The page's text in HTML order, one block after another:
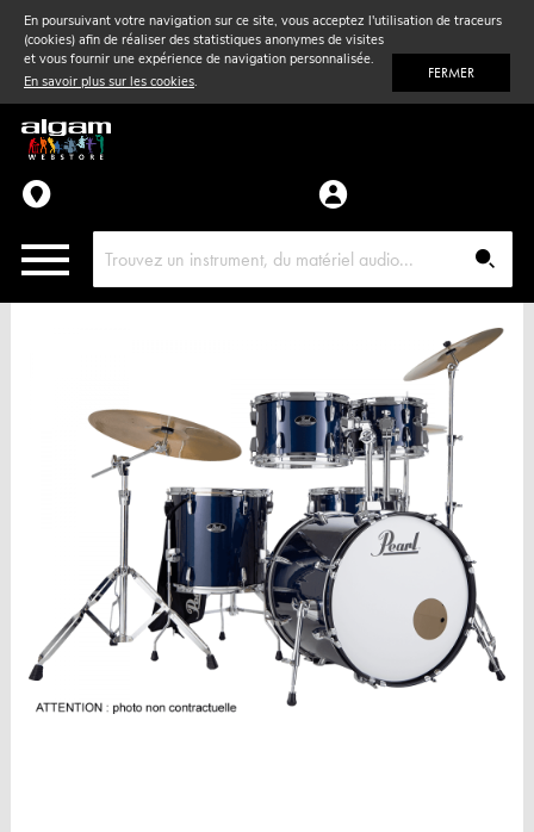
En poursuivant votre navigation sur ce site, vous acceptez l'utilisation de traceurs
(cookies) afin de réaliser des statistiques anonymes de visites
et vous fournir une expérience de navigation personnalisée.
En savoir plus sur les cookies. FERMER
Vent& Violon
Accessoires
Pièces détachées